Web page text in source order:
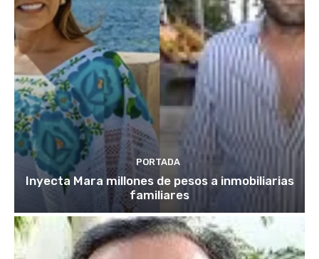
PORTADA
Inyecta Mara millones de pesos a inmobiliarias
familiares